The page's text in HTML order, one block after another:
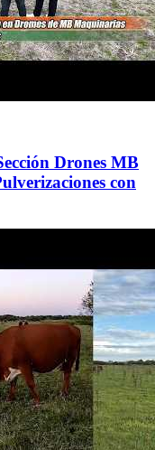
Drones MB
con